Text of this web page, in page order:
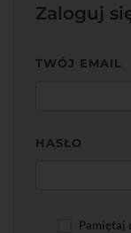
Zaloguj
TWÓJ EMAIL
HASŁO
Pamiętaj